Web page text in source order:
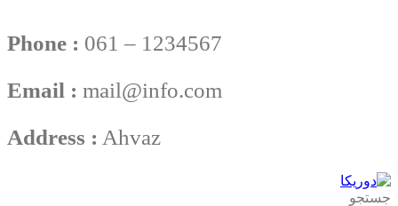
Phone : 061 – 1234567
Email : mail@info.com
Address : Ahvaz
جستجو